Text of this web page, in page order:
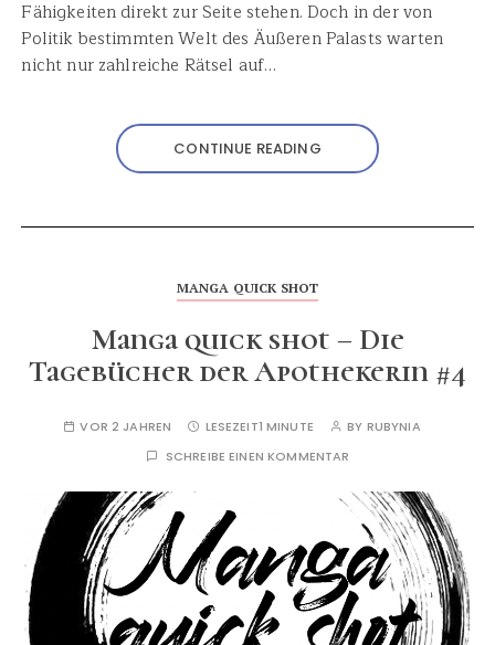
Fähigkeiten direkt zur Seite stehen. Doch in der von
Politik bestimmten Welt des Äußeren Palasts warten
nicht nur zahlreiche Rätsel auf…
CONTINUE READING
MANGA QUICK SHOT
Manga quick shot – Die
Tagebücher der Apothekerin #4
VOR 2 JAHREN LESEZEIT1 MINUTE BY RUBYNIA
SCHREIBE EINEN KOMMENTAR